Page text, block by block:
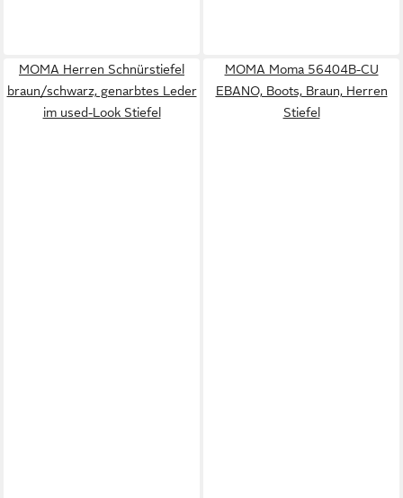
MOMA Herren Schnürstiefel
braun/schwarz, genarbtes Leder
im used-Look Stiefel
MOMA Moma 56404B-CU
EBANO, Boots, Braun, Herren
Stiefel